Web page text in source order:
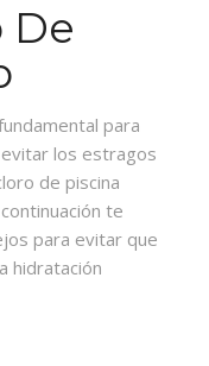
De
para
los estragos
de piscina
te
para evitar que
hidratación